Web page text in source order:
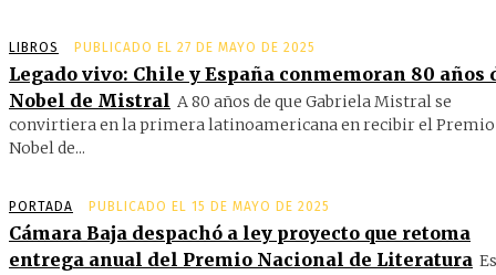
LIBROS PUBLICADO EL 27 DE MAYO DE 2025
Legado vivo: Chile y España conmemoran 80 años
Nobel de Mistral A 80 años de que Gabriela Mistral se
convirtiera en la primera latinoamericana en recibir el Premio
Nobel de...
PORTADA PUBLICADO EL 15 DE MAYO DE 2025
Cámara Baja despachó a ley proyecto que retoma
entrega anual del Premio Nacional de Literatura